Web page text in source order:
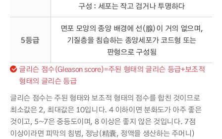
구성 : 세포는 작고 검거나 투명하다
5등급
면포 모양의 종양 배경에 선(腺)이 거의 없으며,
기질층을 침습하는 종양세포가 코드형 또는
판형으로 구성됨
글리슨 점수(Gleason score)=주된 형태의 글리슨 등급+보조적
형태의 글리슨 등급
글리슨 점수는 주된 형태와 보조적 형태의 점수를 합친 것이므로
최소값은 2, 최대값은 10입니다. 4 이하이면 분화도가 아주 좋은
것이고, 5~7은 중등도이며, 8 이상은 좋지 않은 것입니다. 7점
이상이라면 피막의 침범, 정낭(精囊, 정액을 생산하는 주머니)